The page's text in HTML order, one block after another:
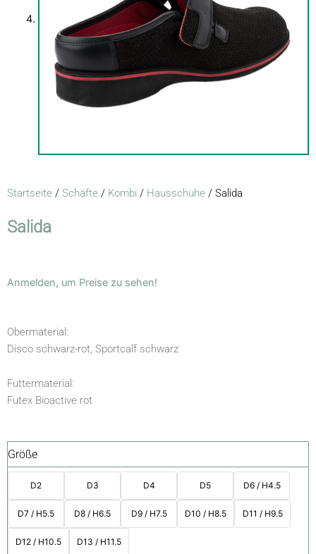
Startseite / Schäfte / Kombi / Hausschuhe / Salida
Salida
Anmelden, um Preise zu sehen!
Obermaterial:
Disco schwarz-rot, Sportcalf schwarz
Futtermaterial:
Futex Bioactive rot
Größe
D2 D3 D4 D5 D6 / H4.5
D7 / H5.5 D8 / H6.5 D9 / H7.5 D10 / H8.5 D11 / H9.5
D12 / H10.5 D13 / H11.5